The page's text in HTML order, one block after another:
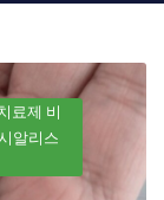
료제 비
알리스